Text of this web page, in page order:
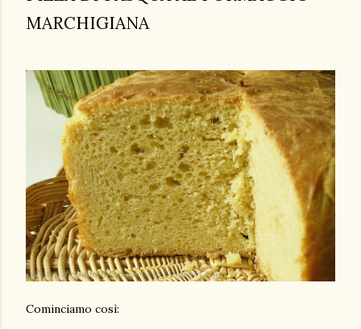
MARCHIGIANA
Cominciamo così: